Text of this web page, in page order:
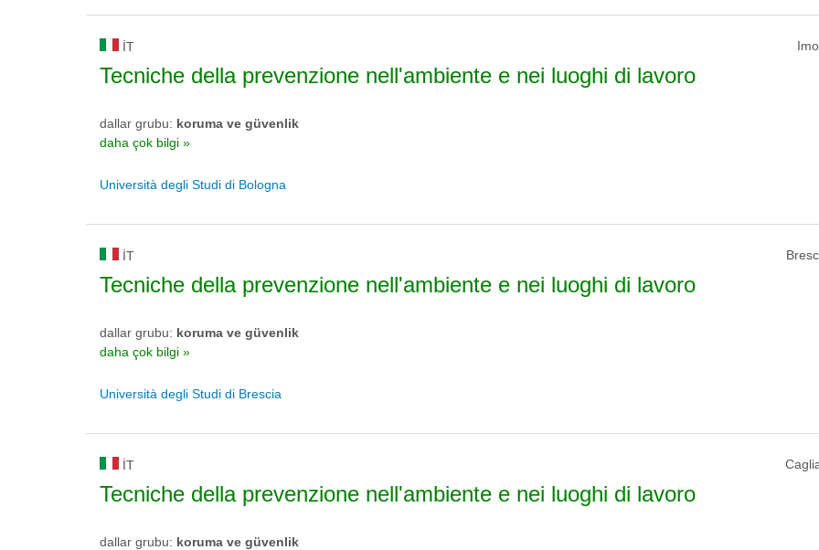
IT
Tecniche della prevenzione nell'ambiente e nei luoghi di lavoro
dallar grubu: koruma ve güvenlik
daha çok bilgi »
Università degli Studi di Bologna
IT
Tecniche della prevenzione nell'ambiente e nei luoghi di lavoro
dallar grubu: koruma ve güvenlik
daha çok bilgi »
Università degli Studi di Brescia
IT
Tecniche della prevenzione nell'ambiente e nei luoghi di lavoro
dallar grubu: koruma ve güvenlik